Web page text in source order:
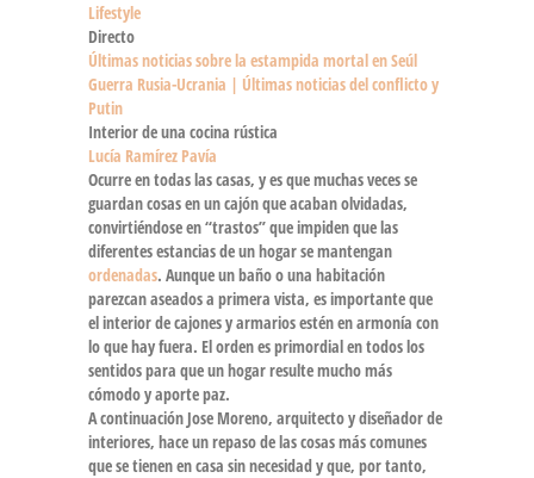
Lifestyle
Directo
Últimas noticias sobre la estampida mortal en Seúl
Guerra Rusia-Ucrania | Últimas noticias del conflicto y
Putin
Interior de una cocina rústica
Lucía Ramírez Pavía
Ocurre en todas las casas, y es que muchas veces se
guardan cosas en un cajón que acaban olvidadas,
convirtiéndose en “trastos” que impiden que las
diferentes estancias de un hogar se mantengan
ordenadas. Aunque un baño o una habitación
parezcan aseados a primera vista, es importante que
el interior de cajones y armarios estén en armonía con
lo que hay fuera. El orden es primordial en todos los
sentidos para que un hogar resulte mucho más
cómodo y aporte paz.
A continuación Jose Moreno, arquitecto y diseñador de
interiores, hace un repaso de las cosas más comunes
que se tienen en casa sin necesidad y que, por tanto,